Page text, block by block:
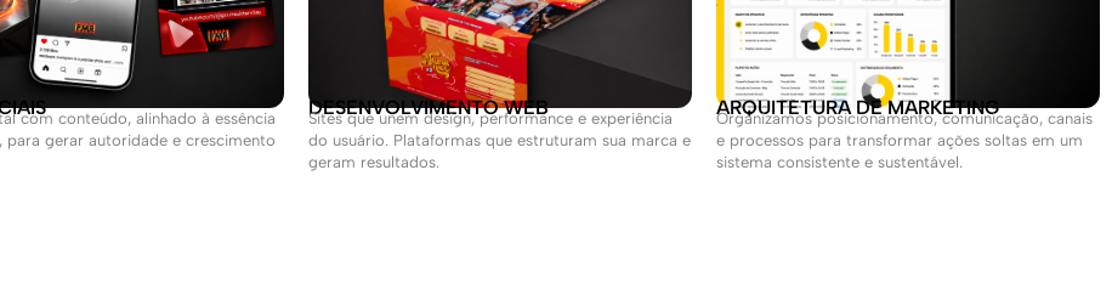
com conteúdo, alinhado à essência
para gerar autoridade e crescimento
DESENVOLVIMENTO WEB
Sites que unem design, performance e experiência
do usuário. Plataformas que estruturam sua marca e
geram resultados.
ARQUITETURA DE MARKETING
Organizamos posicionamento, comunicação, canais
e processos para transformar ações soltas em um
sistema consistente e sustentável.